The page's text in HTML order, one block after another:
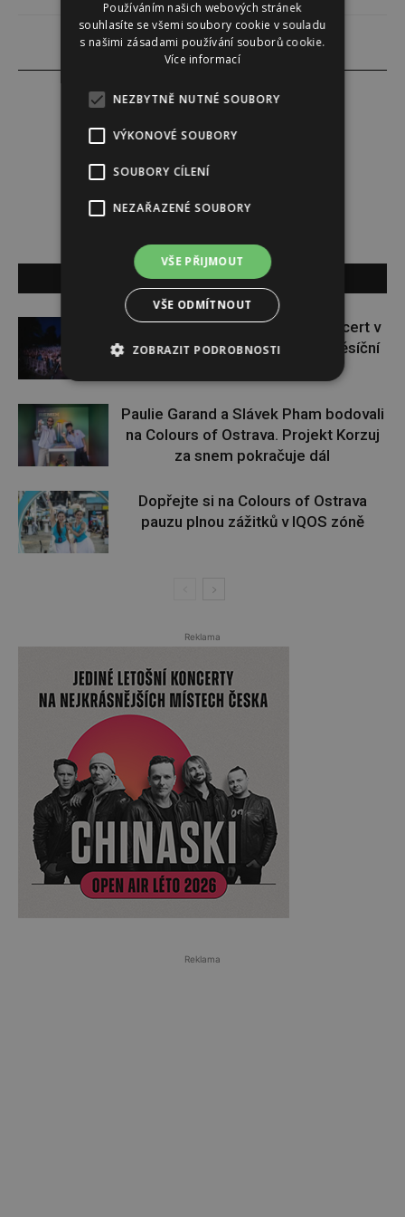
SOUVISEJÍCÍ ČLÁNKY
Chinaski oznamují speciální koncert v
Praze. V září s ním završí čtyřměsíční
Paulie Garand a Slávek Pham bodovali
na Colours of Ostrava. Projekt Korzuj
za snem pokračuje dál
Dopřejte si na Colours of Ostrava
pauzu plnou zážitků v IQOS zóně
Reklama
Reklama
Používáním našich webových stránek
souhlasíte se všemi soubory cookie v souladu
s našimi zásadami používání souborů cookie.
Více informací
NEZBYTNĚ NUTNÉ SOUBORY
VÝKONOVÉ SOUBORY
SOUBORY CÍLENÍ
NEZAŘAZENÉ SOUBORY
VŠE PŘIJMOUT
VŠE ODMÍTNOUT
ZOBRAZIT PODROBNOSTI